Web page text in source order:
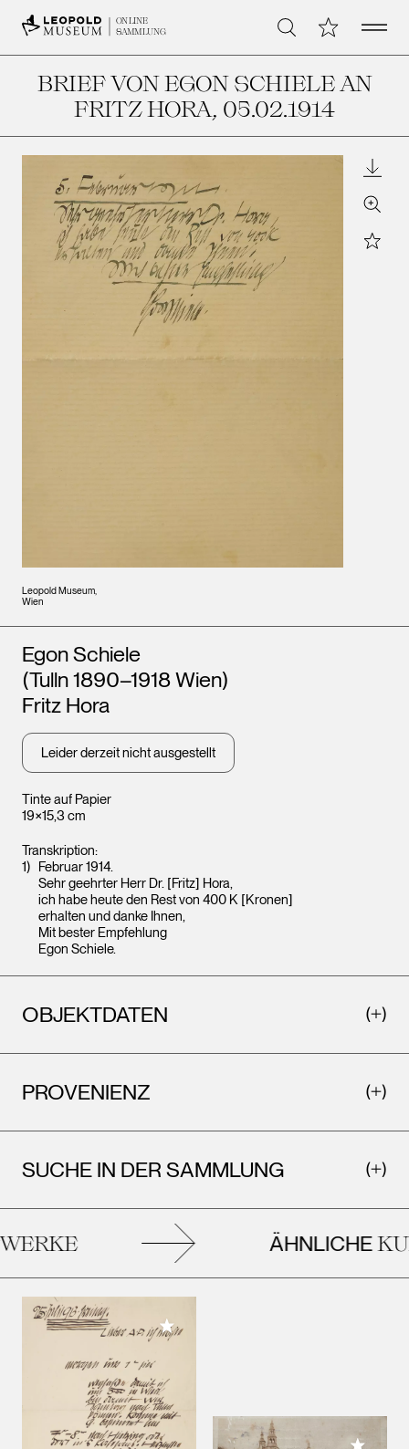
ONLINE
SAMMLUNG
Suche Meine Open
BRIEF VON EGON SCHIELE AN
FRITZ HORA, 05.02.1914
Leopold Museum,
Wien
Zoom
Star
Tinte auf Papier
19×15,3 cm
Künstler*innen
Egon Schiele
(Tulln 1890–1918 Wien)
Fritz Hora
Leider derzeit nicht ausgestellt
Transkription:
Februar 1914.
Sehr geehrter Herr Dr. [Fritz] Hora,
ich habe heute den Rest von 400 K [Kronen]
erhalten und danke Ihnen,
Mit bester Empfehlung
Egon Schiele.
OBJEKTDATEN
PROVENIENZ
SUCHE IN DER SAMMLUNG
ÄHNLICHE
Meiner Sammlung hinzufügen
Meiner